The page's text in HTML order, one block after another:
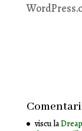
viscula